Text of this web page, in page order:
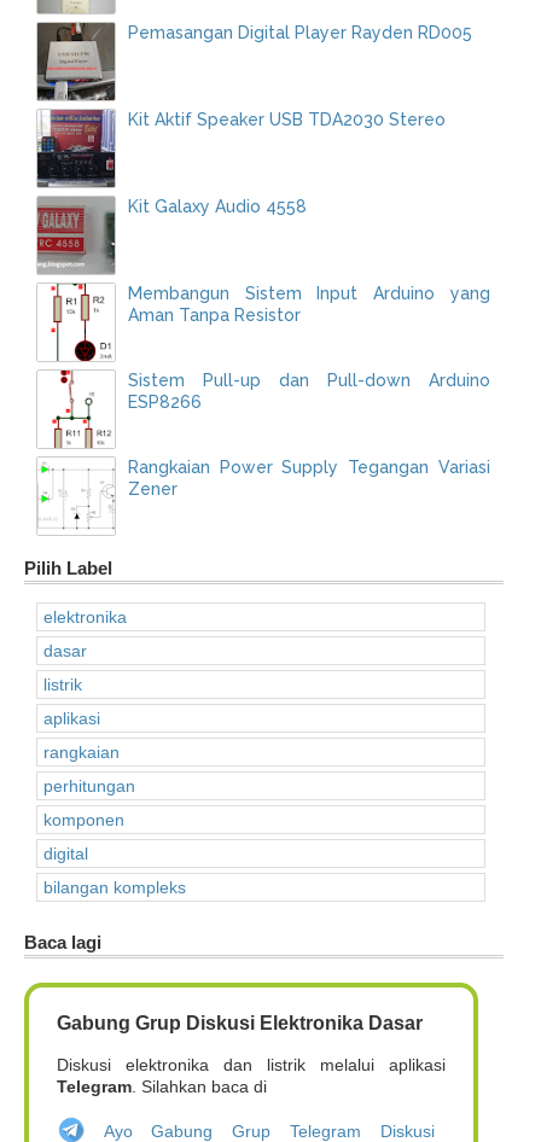
Pemasangan Digital Player Rayden RD005
Kit Aktif Speaker USB TDA2030 Stereo
Kit Galaxy Audio 4558
Membangun Sistem Input Arduino yang
Aman Tanpa Resistor
Sistem Pull-up dan Pull-down Arduino
ESP8266
Rangkaian Power Supply Tegangan Variasi
Zener
Pilih Label
elektronika
dasar
listrik
aplikasi
rangkaian
perhitungan
komponen
digital
bilangan kompleks
Baca lagi
Gabung Grup Diskusi Elektronika Dasar
Diskusi elektronika dan listrik melalui aplikasi
Telegram . Silahkan baca di
Ayo Gabung Grup Telegram Diskusi